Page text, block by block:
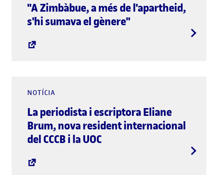
"A Zimbàbue, a més de l'apartheid,
s'hi sumava el gènere"
NOTÍCIA
La periodista i escriptora Eliane
Brum, nova resident internacional
del CCCB i la UOC